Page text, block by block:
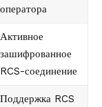
оператора
Активное
зашифрованное
RCS-соединение
Поддержка RCS